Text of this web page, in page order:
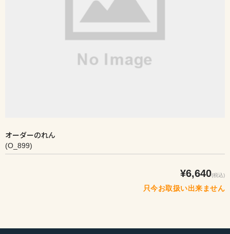
オーダーのれん
(O_899)
¥6,640(税込)
只今お取扱い出来ません